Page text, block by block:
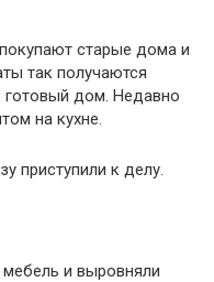
старые дома и
так получаются
готовый дом. Недавно
на кухне.
приступили к делу.
и выровняли